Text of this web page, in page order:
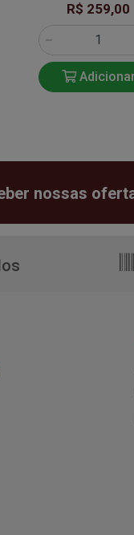
R$ 259,00
nossas